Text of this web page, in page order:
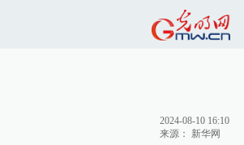
2024-08-10 16:10
来源： 新华网